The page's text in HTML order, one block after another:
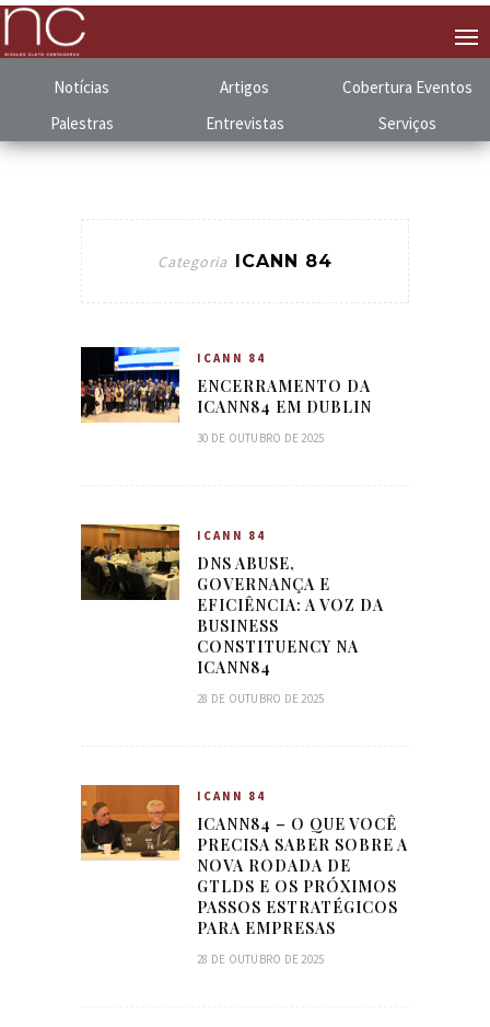
Notícias Artigos Cobertura Eventos
Palestras
Entrevistas Serviços
Categoria ICANN 84
ICANN 84
ENCERRAMENTO DA
ICANN84 EM DUBLIN
30 DE OUTUBRO DE 2025
ICANN 84
DNS ABUSE,
GOVERNANÇA E
EFICIÊNCIA: A VOZ DA
BUSINESS
CONSTITUENCY NA
ICANN84
28 DE OUTUBRO DE 2025
ICANN 84
ICANN84 – O QUE VOCÊ
PRECISA SABER SOBRE A
NOVA RODADA DE
GTLDS E OS PRÓXIMOS
PASSOS ESTRATÉGICOS
PARA EMPRESAS
28 DE OUTUBRO DE 2025